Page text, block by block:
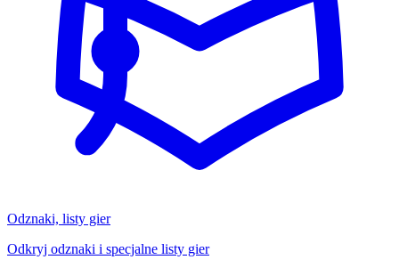
Odznaki, listy gier
Odkryj odznaki i specjalne listy gier